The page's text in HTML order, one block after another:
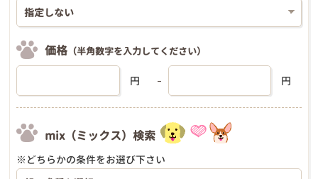
価格 （半角数字を入力してください）
円 円
mix（ミックス）検索
※どちらかの条件をお選び下さい